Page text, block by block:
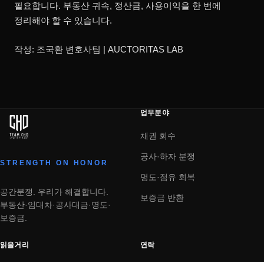
필요합니다. 부동산 귀속, 정산금, 사용이익을 한 번에
정리해야 할 수 있습니다.
작성: 조국환 변호사팀 | AUCTORITAS LAB
STRENGTH ON HONOR
공간분쟁. 우리가 해결합니다.
부동산·임대차·공사대금·명도·
보증금.
업무분야
채권 회수
공사·하자 분쟁
명도·점유 회복
보증금 반환
읽을거리 연락